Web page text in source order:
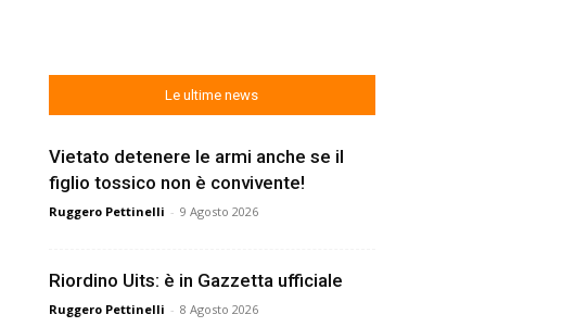
Le ultime news
Vietato detenere le armi anche se il
figlio tossico non è convivente!
Ruggero Pettinelli - 9 Agosto 2026
Riordino Uits: è in Gazzetta ufficiale
Ruggero Pettinelli - 8 Agosto 2026